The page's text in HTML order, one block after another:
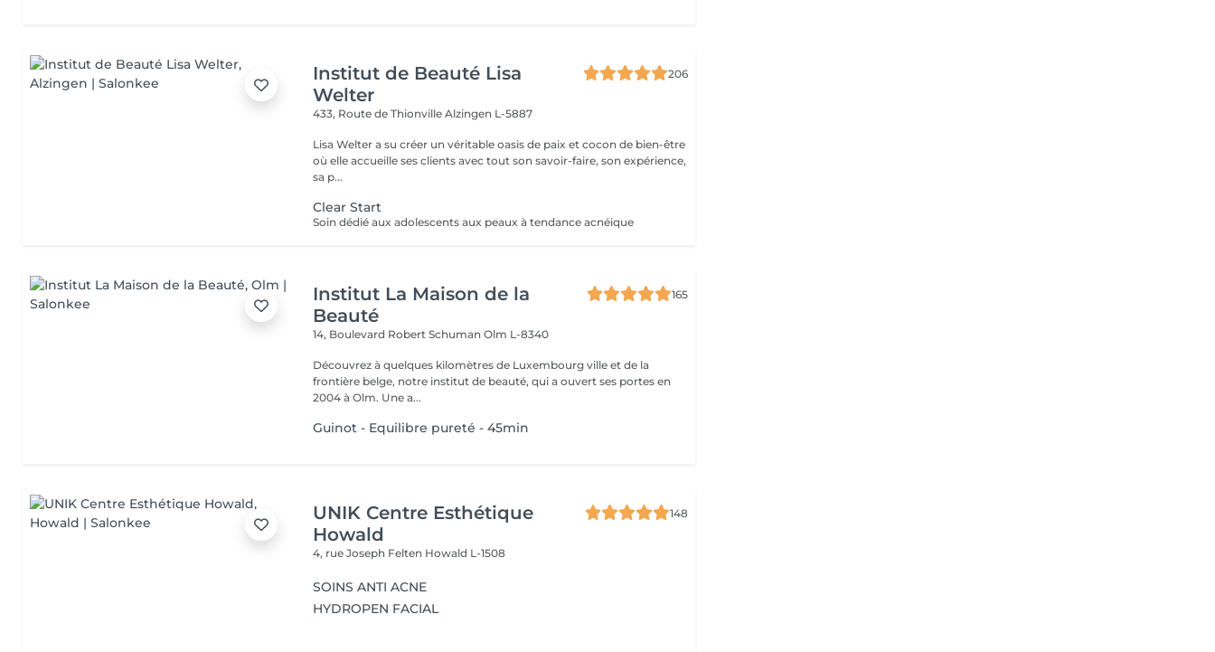
Institut de Beauté Lisa
Welter
206
433, Route de ThionvilleAlzingen L-5887
Lisa Welter a su créer un véritable oasis de paix et cocon de bien-être
où elle accueille ses clients avec tout son savoir-faire, son expérience,
sa p...
Clear Start
Soin dédié aux adolescents aux peaux à tendance acnéique
Institut La Maison de la
Beauté
165
14, Boulevard Robert SchumanOlm L-8340
Découvrez à quelques kilomètres de Luxembourg ville et de la
frontière belge, notre institut de beauté, qui a ouvert ses portes en
2004 à Olm. Une a...
Guinot - Equilibre pureté - 45min
UNIK Centre Esthétique
Howald
148
4, rue Joseph Felten Howald L-1508
SOINS ANTI ACNE
HYDROPEN FACIAL